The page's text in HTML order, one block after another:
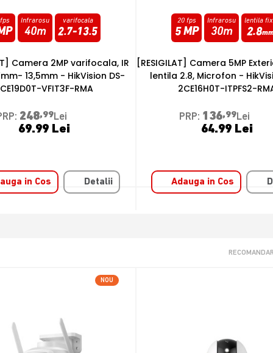
fps Infrarosu
30m
lentila fixa
2.8mm
Camera 5MP Exterior, IR 20m,
Microfon - HikVision DS-
ITPFS2-RMA
136,99 Lei
64.99 Lei
in Cos Detalii
25 fps
4 MP
LED si IR
25m
lentila
2.8mm
[RESIGILAT] Camera 4MP
Exterior, Smart-Hybrid Light IR
HikVision DS-2CE70K0T-
PRP:328,99Lei
Adauga in Cos
RECOMANDARI
NOU